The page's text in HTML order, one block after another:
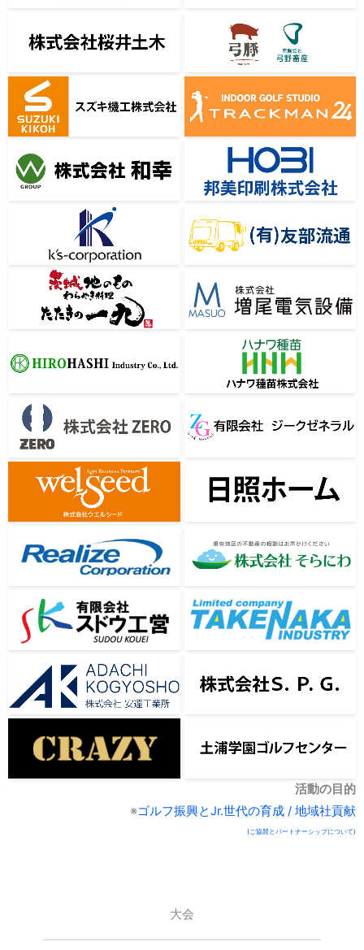
有限会社弓野畜産
スズキ機工株式会社 TRACKMAN24
邦美印刷株式会社
ケーズコーポレーション 有限会社友部流通
たたきの一九 株式会社増尾電気設備
ハナワ種苗株式会社
株式会社ZERO 有限会社ジークゼネラル
株式会社ウエルシード
株式会社リアライズ 株式会社そらにわ
有限会社スドウ工営 有限会社竹中工業
株式会社安達工業所
株式会社ニューアート・スポ
ーツ
活動の目的
※ゴルフ振興とJr.世代の育成 / 地域社貢献
(ご協賛とパートナーシップについて)
大会